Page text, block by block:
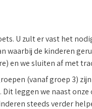
U zult er vast het
waarbij de kinderen
en we sluiten af met
(vanaf groep 3)
leggen we naast
steeds verder